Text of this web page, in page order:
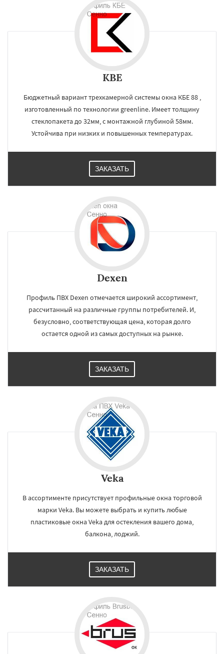
KBE
Бюджетный вариант трехкамерной системы окна КБЕ 88 ,
изготовленный по технологии greenline. Имеет толщину
стеклопакета до 32мм, с монтажной глубиной 58мм.
Устойчива при низких и повышенных температурах.
ЗАКАЗАТЬ
Dexen
Профиль ПВХ Dexen отмечается широкий ассортимент,
рассчитанный на различные группы потребителей. И,
безусловно, соответствующая цена, которая долго
остается одной из самых доступных на рынке.
ЗАКАЗАТЬ
Veka
В ассортименте присутствует профильные окна торговой
марки Veka. Вы можете выбрать и купить любые
пластиковые окна Veka для остекления вашего дома,
балкона, лоджий.
ЗАКАЗАТЬ